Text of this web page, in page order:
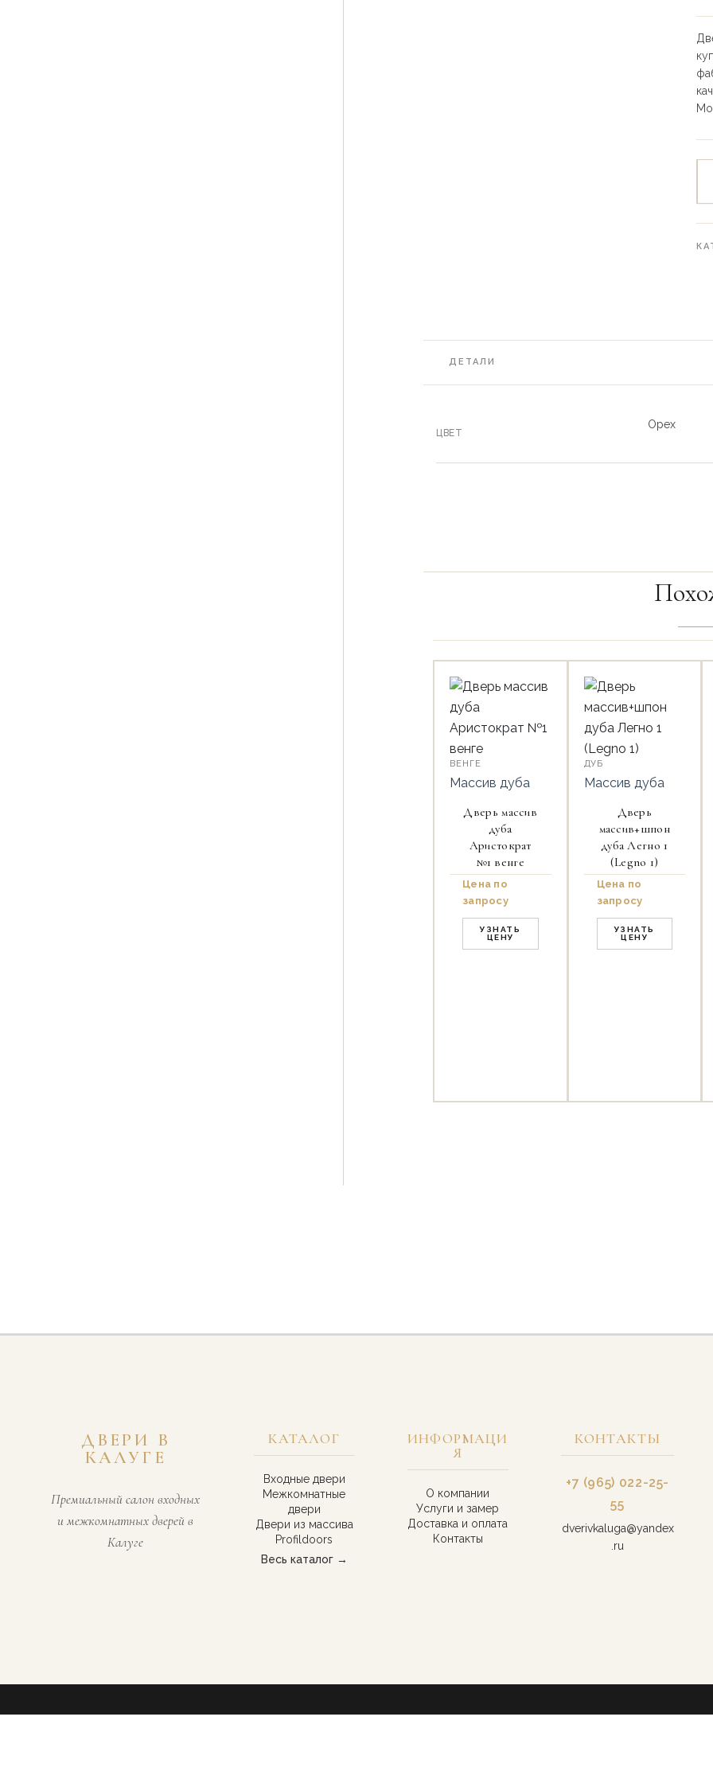
ДЕТАЛИ
ЦВЕТ
Орех
ВЕНГЕ
Массив дуба
Дверь массив
дуба
Аристократ
№1 венге
Цена по
запросу
УЗНАТЬ
ЦЕНУ
ДУБ
Массив дуба
Дверь
массив+шпон
дуба Легно 1
(Legno 1)
Цена по
запросу
УЗНАТЬ
ЦЕНУ
ДВЕРИ В
КАЛУГЕ
Премиальный салон входных
и межкомнатных дверей в
Калуге
КАТАЛОГ
Входные двери
Межкомнатные
двери
Двери из массива
Profildoors
Весь каталог →
ИНФОРМАЦИ
Я
О компании
Услуги и замер
Доставка и оплата
Контакты
КОНТАКТЫ
+7 (965) 022-25-
55
dverivkaluga@yandex
.ru